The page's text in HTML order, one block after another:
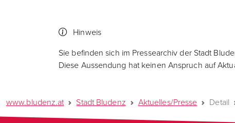
Hinweis
Sie befinden sich im Pressearchiv der Stadt
Diese Aussendung hat keinen Anspruch auf
www.bludenz.at Stadt Bludenz Aktuelles/Presse Detail